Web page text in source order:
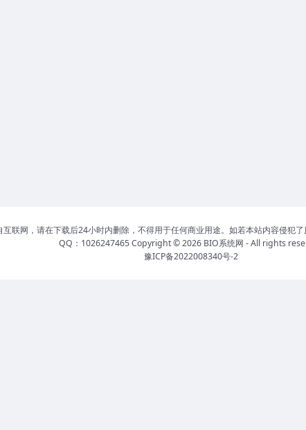
联网，请在下载后24小时内删除，不得用于任何商业用途。如若本站内容侵犯
QQ：1026247465 Copyright © 2026 BIO系统网 - All rights
豫ICP备2022008340号-2